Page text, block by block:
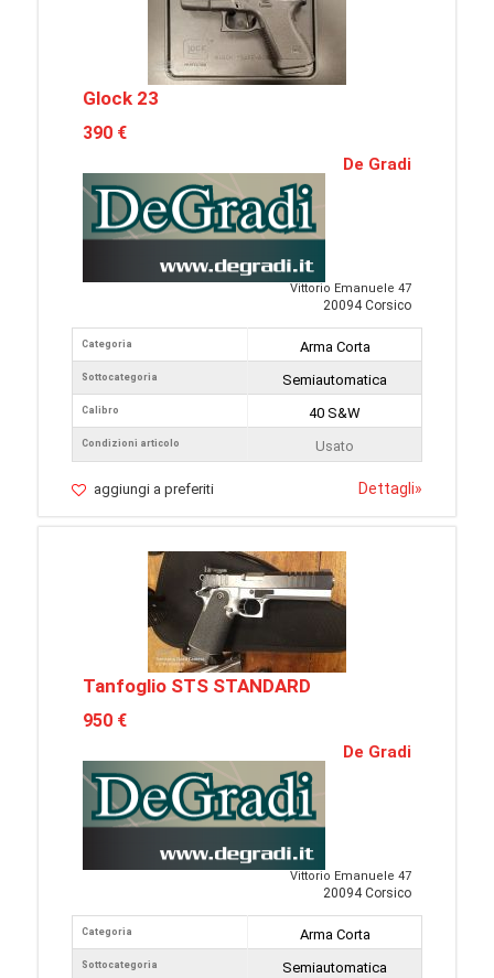
Glock 23
390 €
De Gradi
Vittorio Emanuele 47
20094 Corsico
Categoria
Sottocategoria
Calibro
Condizioni articolo
Arma Corta
Semiautomatica
40 S&W
Usato
aggiungi a preferiti Dettagli»
Tanfoglio STS STANDARD
950 €
De Gradi
Vittorio Emanuele 47
20094 Corsico
Categoria
Sottocategoria
Arma Corta
Semiautomatica